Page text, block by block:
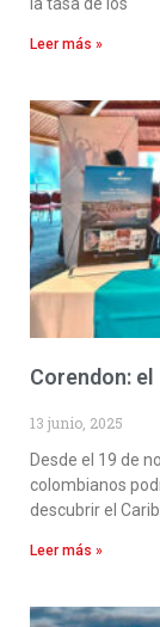
Leer más »
Corendon:
13 junio, 2025
Desde el 19 de
colombianos
descubrir el
Leer más »